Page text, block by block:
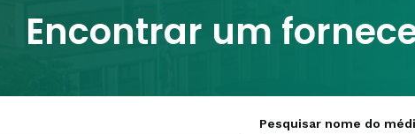
Encontrar um
Pesquisar nome do